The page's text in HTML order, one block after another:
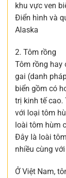
khu vực ven
Điển hình và
Alaska
2. Tôm rồng
Tôm rồng hay
gai (danh
biển gồm có
trị kinh tế cao.
với loại tôm
loài tôm hùm
Đây là loài
nhiều cùng
Ở Việt Nam,